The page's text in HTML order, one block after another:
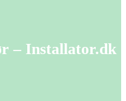
– Installator.dk